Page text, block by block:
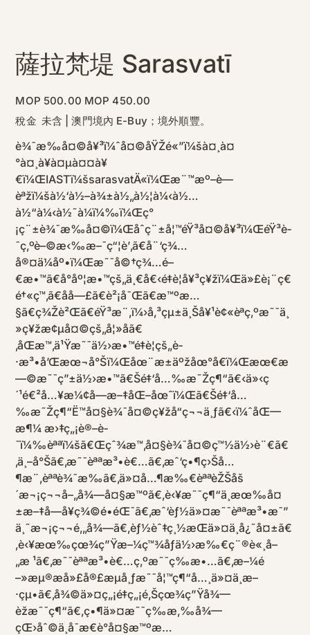
薩拉梵堤 Sarasvatī
原
始
價
格
MOP 500.00 促
銷
價
格
MOP 450.00
稅金 未含
澳門境內 E-Buy；境外順豐。
è¾¯æ‰å¤©å¥³ï¼ˆå¤©åŸŽé«”ï¼šà¤¸à¤
°à¤¸à¥à¤µà¤¤à¥
€ï¼ŒIASTï¼šsarasvatÄ«ï¼Œæ¨™æº–è—
èªžï¼šà½‘à½–à¾±à½„à½¦à¼‹à½…
à½“à¼‹à½˜à¼ï¼‰ï¼Œç°
¡ç¨±è¾¯æ‰å¤©ï¼Œåˆç¨±å¦™éŸ³å¤©å¥³ï¼ŒéŸ³è­
¯ç‚ºè–©æ‹‰æ–¯ç“¦è’‚ã€å¨‘ç¾…
å®¤ä¼åº•ï¼Œæ˜¯å©†ç¾…é–
€æ•™ã€å°åº¦æ•™çš„ä¸€å€‹é‡è¦å¥³ç¥žï¼Œä»£è¡¨ç€
é†«ç™‚ã€å­å—£ã€è²¡å¯Œã€æ™ºæ…
§ã€ç¾Žè²Œã€éŸ³æ¨‚ï¼›å‚³çµ±ä¸Šå¥¹è¢«èªç‚ºæ˜¯ä¸
»ç¥žæ¢µå¤©çš„å¦»å­ã€
‚åŒæ™‚ä¹Ÿæ˜¯ä½›æ•™é‡è¦çš„è­
·æ³•å’Œæœ¬å°Šï¼Œåœ¨æ±äºžåœ°å€ï¼Œæœ€æ
—©æ˜¯ç”±ä½›æ•™ã€Šé‡‘å…‰æ˜Žç¶“ã€‹ä»‹ç
´¹é€²å…¥æ¼¢å­—æ–‡åŒ–åœˆï¼Œã€Šé‡‘å…
‰æ˜Žç¶“Ë™å¤§è¾¯å¤©ç¥žå“ç¬¬ä¸ƒã€‹ï¼ˆåŒ—
æ¶¼ æ›‡ç„¡è®–è­
¯ï¼‰èªªï¼šã€Œçˆ¾æ™‚å¤§è¾¯å¤©ç™½ä½›è¨€ã€
‚ä¸–å°Šã€‚æ˜¯èªªæ³•è€…ã€‚æˆ‘ç•¶ç›Šå…
¶æ¨‚èªªè¾¯æ‰ã€‚ä»¤å…¶æ‰€èªªèŽŠåš
´æ¬¡ç¬¬å–„å¾—å¤§æ™ºã€‚è‹¥æ˜¯ç¶“ä¸­æœ‰å¤
±æ–‡å­—å¥ç¾©é•éŒ¯ã€‚æˆ‘èƒ½ä»¤æ˜¯èªªæ³•æ¯”
ä¸˜æ¬¡ç¬¬é‚„å¾—ã€‚èƒ½èˆ‡ç¸½æŒä»¤ä¸å¿˜å¤±ã€
‚è‹¥æœ‰çœ¾ç”Ÿæ–¼ç™¾åƒä½›æ‰€ç¨®è«¸å–
„æ ¹ã€‚æ˜¯èªªæ³•è€…ç‚ºæ˜¯ç­‰æ•…ã€‚æ–¼é
–»æµ®æå»£å®£æµå¸ƒæ˜¯å¦™ç¶“å…¸ä»¤ä¸æ–
·çµ•ã€‚å¾©ä»¤ç„¡é‡ç„¡é‚Šçœ¾ç”Ÿå¾—
èžæ˜¯ç¶“ã€‚ç•¶ä»¤æ˜¯ç­‰æ‚‰å¾—
çŒ›åˆ©ä¸å¯æ€è­°å¤§æ™ºæ…